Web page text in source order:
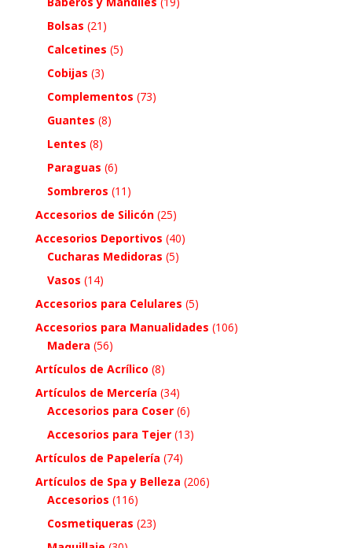
Bolsas (21)
Calcetines (5)
Cobijas (3)
Complementos (73)
Guantes (8)
Lentes (8)
Paraguas (6)
Sombreros (11)
Accesorios de Silicón (25)
Accesorios Deportivos (40)
Cucharas Medidoras (5)
Vasos (14)
Accesorios para Celulares (5)
Accesorios para Manualidades (106)
Madera (56)
Artículos de Acrílico (8)
Artículos de Mercería (34)
Accesorios para Coser (6)
Accesorios para Tejer (13)
Artículos de Papelería (74)
Artículos de Spa y Belleza (206)
Accesorios (116)
Cosmetiqueras (23)